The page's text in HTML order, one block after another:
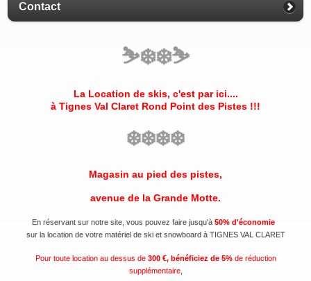
Contact
⛷️❄️❄️⛷️
La Location de skis, c'est par ici....
à Tignes Val Claret Rond Point des Pistes !!!
❄️❄️❄️❄️
Magasin au pied des pistes,
avenue de la Grande Motte.
En réservant sur notre site, vous pouvez faire jusqu'à 50% d'économie
sur la location de votre matériel de ski et snowboard à TIGNES VAL CLARET
Pour toute location au dessus de 300 €, bénéficiez de 5%de réduction
supplémentaire,